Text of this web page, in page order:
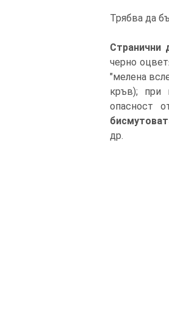
Трябва да
Странични
черно
"мелена
кръв); при
опасност
др.